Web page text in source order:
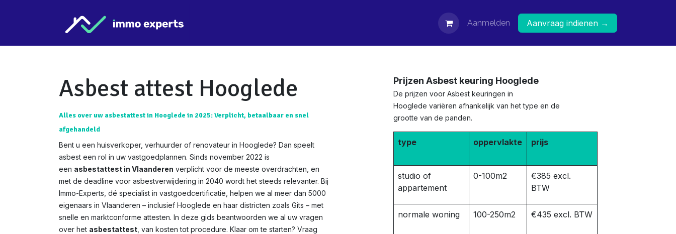
Contact Aanmelden Aanvraag indienen →
Asbest attest Hooglede
Alles over uw asbestattest in Hooglede in 2025: Verplicht, betaalbaar en snel
afgehandeld
Bent u een huisverkoper, verhuurder of renovateur in Hooglede? Dan speelt
asbest een rol in uw vastgoedplannen. Sinds november 2022 is
een asbestattest in Vlaanderen verplicht voor de meeste overdrachten, en
met de deadline voor asbestverwijdering in 2040 wordt het steeds relevanter. Bij
Immo-Experts, dé specialist in vastgoedcertificatie, helpen we al meer dan 5000
eigenaars in Vlaanderen – inclusief Hooglede en haar districten zoals Gits – met
snelle en marktconforme attesten. In deze gids beantwoorden we al uw vragen
over het asbestattest , van kosten tot procedure. Klaar om te starten? Vraag
Prijzen Asbest keuring Hooglede
De prijzen voor Asbest keuringen in
Hooglede variëren afhankelijk van het type en de
grootte van de panden.
type oppervlakte prijs
studio of
appartement
0-100m2
€385 excl.
BTW
normale woning 100-250m2 €435 excl. BTW